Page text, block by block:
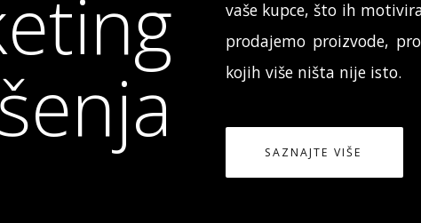
vaše kupce, što ih
prodajemo proizvode,
kojih više ništa nije isto.
SAZNAJTE VIŠE